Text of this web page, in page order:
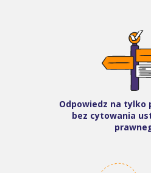
Odpowiedz na tylko
bez cytowania